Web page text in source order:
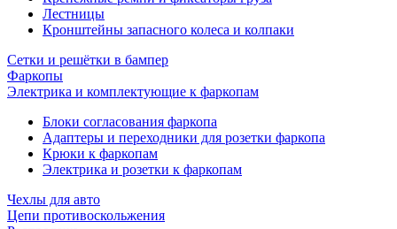
Лестницы
Кронштейны запасного колеса и колпаки
Сетки и решётки в бампер
Фаркопы
Электрика и комплектующие к фаркопам
Блоки согласования фаркопа
Адаптеры и переходники для розетки фаркопа
Крюки к фаркопам
Электрика и розетки к фаркопам
Чехлы для авто
Цепи противоскольжения